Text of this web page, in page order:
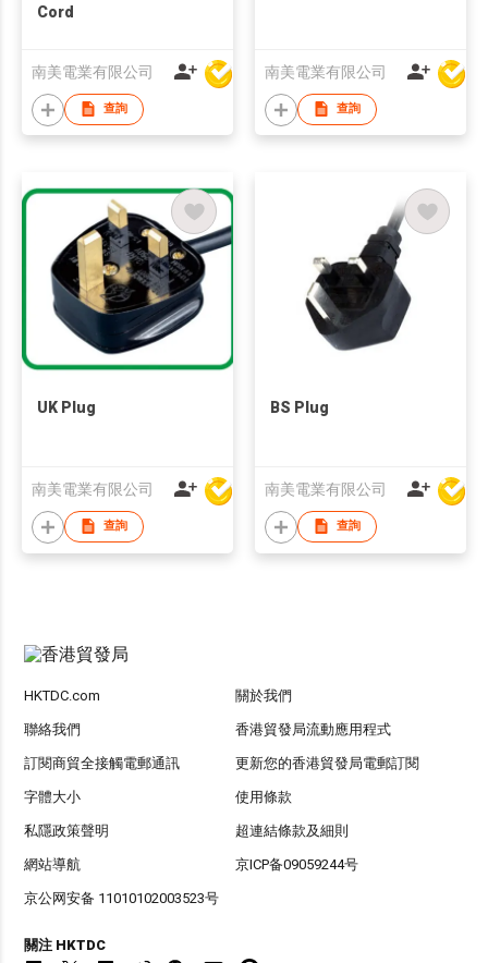
Cord
南美電業有限公司
查詢
南美電業有限公司
查詢
UK Plug
南美電業有限公司
查詢
BS Plug
南美電業有限公司
查詢
HKTDC.com 關於我們
聯絡我們 香港貿發局流動應用程式
訂閱商貿全接觸電郵通訊 更新您的香港貿發局電郵訂閱
字體大小 使用條款
私隱政策聲明 超連結條款及細則
網站導航 京ICP备09059244号
京公网安备 11010102003523号
關注 HKTDC